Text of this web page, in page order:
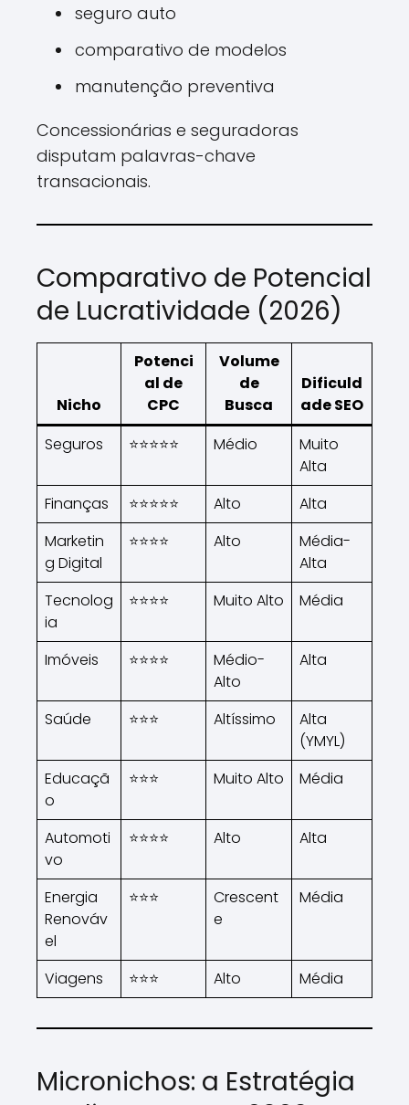
seguro auto
comparativo de modelos
manutenção preventiva
Concessionárias e seguradoras
disputam palavras-chave
transacionais.
Comparativo de Potencial
de Lucratividade (2026)
Nicho
Potenci
al de
CPC
Volume
de
Busca
Dificuld
ade SEO
Seguros
⭐⭐⭐⭐⭐ Médio
Muito
Alta
Finanças
⭐⭐⭐⭐⭐ Alto
Alta
Marketin
g Digital
⭐⭐⭐⭐ Alto
Média-
Alta
Tecnolog
ia
⭐⭐⭐⭐ Muito Alto Média
Imóveis ⭐⭐⭐⭐
Médio-
Alto
Alta
Saúde ⭐⭐⭐ Altíssimo
Alta
(YMYL)
Educaçã
o
⭐⭐⭐ Muito Alto Média
Automoti
vo
⭐⭐⭐⭐ Alto Alta
Energia
Renováv
el
⭐⭐⭐
Crescent
e
Média
Viagens ⭐⭐⭐ Alto Média
Micronichos: a Estratégia